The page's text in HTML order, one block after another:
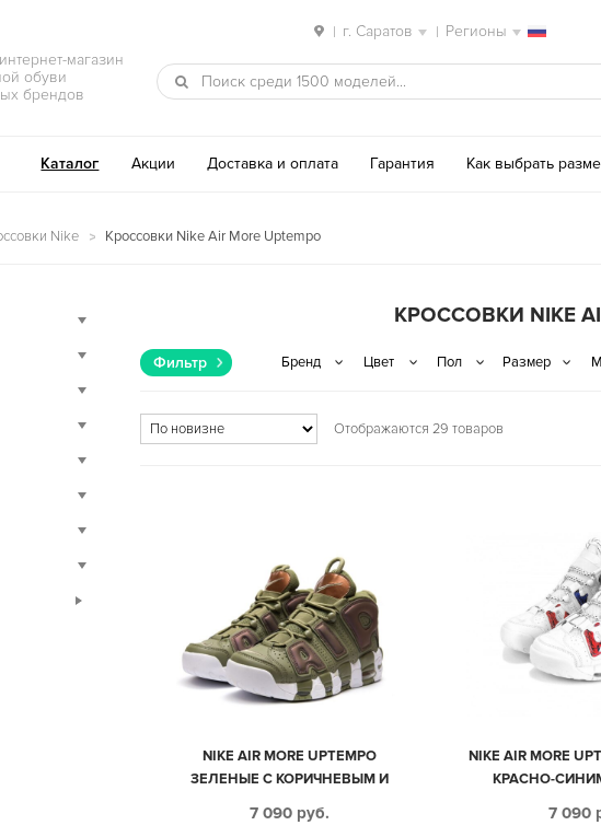
| г. Саратов | Регионы
магазин
обуви
брендов
Каталог Акции Доставка и оплата Гарантия Как выбрать
Nike Кроссовки Nike Air More Uptempo
КРОССОВКИ NIKE
Фильтр
Отображаются 29 товаров
NIKE AIR MORE UPTEMPO
ЗЕЛЕНЫЕ С КОРИЧНЕВЫМ И
ЖЕНСКИЕ (35-45)
7 090 руб.
NIKE AIR MORE
КРАСНО-
7 090